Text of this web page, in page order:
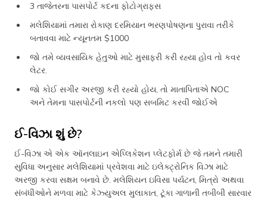
3 તાજેતરના પાસપોર્ટ કદના ફોટોગ્રાફ્સ
મલેશિયામાં તમારા રોકાણ દરમિયાન ભરણપોષણના પુરાવા તરીકે
બતાવવા માટે ન્યૂનતમ $1000
જો તમે વ્યવસાયિક હેતુઓ માટે મુસાફરી કરી રહ્યા હોવ તો કવર
લેટર.
જો કોઈ સગીર અરજી કરી રહ્યો હોય, તો માતાપિતાએ NOC
અને તેમના પાસપોર્ટની નકલો પણ સબમિટ કરવી જોઈએ
ઈ-વિઝા શું છે?
ઈ-વિઝા એ એક ઑનલાઇન એપ્લિકેશન પ્લેટફોર્મ છે જે તમને તમારી
સુવિધા અનુસાર મલેશિયામાં પ્રવેશવા માટે ઇલેક્ટ્રોનિક વિઝા માટે
અરજી કરવા સક્ષમ બનાવે છે. મલેશિયન ઇવિસા પર્યટન, મિત્રો અથવા
સંબંધીઓને મળવા માટે કેઝ્યુઅલ મુલાકાત, ટૂંકા ગાળાની તબીબી સારવાર